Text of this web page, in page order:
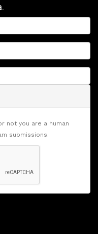
not you are a human
submissions.